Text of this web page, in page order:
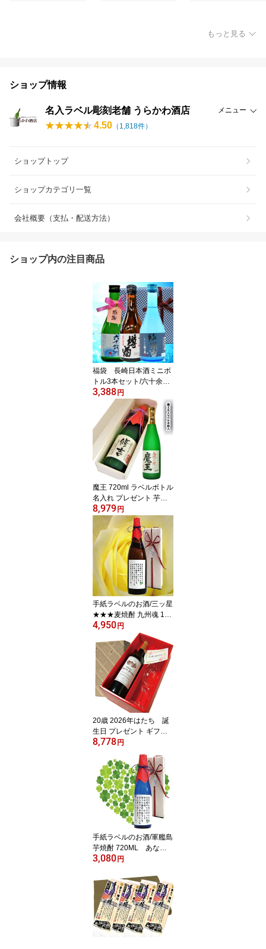
もっと見る
ショップ情報
名入ラベル彫刻老舗 うらかわ酒店 メニュー
4.50 （ 1,818件）
ショップトップ
ショップカテゴリ一覧
会社概要（支払・配送方法）
ショップ内の注目商品
福袋 長崎日本酒ミニボ
トル3本セット/六十余州
本醸感謝タグ・梅が枝純
米・杵の川樽酒300ml
お中元 ホワイトデー 父
の日 退職 還暦 新築 卒業
敬老 誕生日
3,388 円
魔王 720ml ラベルボトル
名入れ プレゼント 芋焼
酎 木箱入 誕生日 卒業
命名 退職 還暦 新築 父の
日 母の日 敬老 叙勲 就職
結婚 出産 送別会 記念ほ
か 日本酒・焼酎ランキ
ング1位（7/13 02:04）
焼酎＞いも焼酎ランキン
グ1位（3/6 17:20）お歳
暮
8,979 円
手紙ラベルのお酒/三ッ星
★★★麦焼酎 九州魂 180
0ML 箱入 あなたのお手
紙をラベルに!! 父の日
誕生日 母の日 結婚ご両
親へギフト 還暦 敬老
4,950 円
20歳 2026年はたち 誕
生日 プレゼント ギフ
ト 2006年ヴィンテー
ジ シャトーデュペイラ
イラブルジェ 2006 750
ml 20年赤ワイン・名入
彫刻ワイングラスギフト
セット 赤ワイン 成人の
祝 20年祝 20周年記
念・二十歳の御祝 還暦
8,778 円
手紙ラベルのお酒/軍艦島
芋焼酎 720ML あなた
のお手紙をラベルに!!
婚ご両親へギフト 還暦
敬老
3,080 円